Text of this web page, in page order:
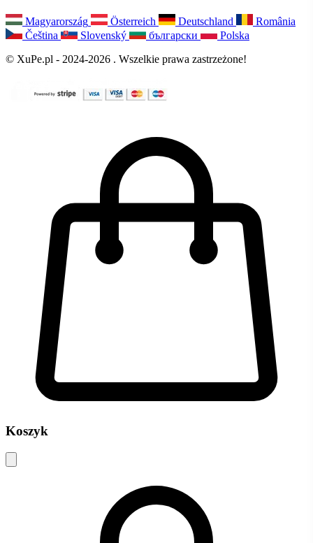
Magyarország Österreich Deutschland
România
Čeština
Slovenský български
Polska
© XuPe.pl - 2024-2026 . Wszelkie prawa zastrzeżone!
Koszyk